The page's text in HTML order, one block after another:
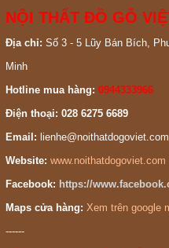
NỘI THẤT ĐỒ GỖ
Địa chỉ: Số 3 - 5 Lũy Bán Bích,
Minh
Hotline mua hàng: 0944333966
Điện thoại: 028 6275 6689
Email: lienhe@noithatdogoviet.com
Website: www.noithatdogoviet.com
Facebook: https://
Maps cửa hàng: Xem trên google
------